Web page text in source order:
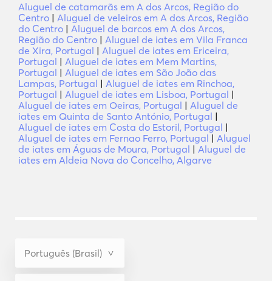
Aluguel de catamarãs em A dos Arcos, Região do
Centro | Aluguel de veleiros em A dos Arcos, Região
do Centro | Aluguel de barcos em A dos Arcos,
Região do Centro | Aluguel de iates em Vila Franca
de Xira, Portugal | Aluguel de iates em Ericeira,
Portugal | Aluguel de iates em Mem Martins,
Portugal | Aluguel de iates em São João das
Lampas, Portugal | Aluguel de iates em Rinchoa,
Portugal | Aluguel de iates em Lisboa, Portugal |
Aluguel de iates em Oeiras, Portugal | Aluguel de
iates em Quinta de Santo António, Portugal |
Aluguel de iates em Costa do Estoril, Portugal |
Aluguel de iates em Fernao Ferro, Portugal | Aluguel
de iates em Águas de Moura, Portugal | Aluguel de
iates em Aldeia Nova do Concelho, Algarve